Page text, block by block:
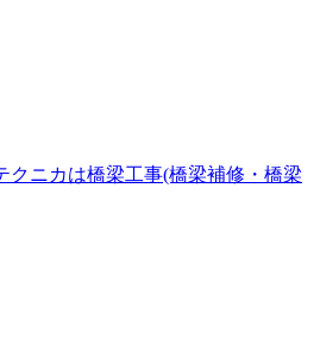
クニカは橋梁工事(橋梁補修・橋梁